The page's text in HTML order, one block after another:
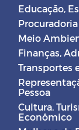
Educação,
Meio
Finanças,
Transportes
Pessoa
Cultura,
Econômico